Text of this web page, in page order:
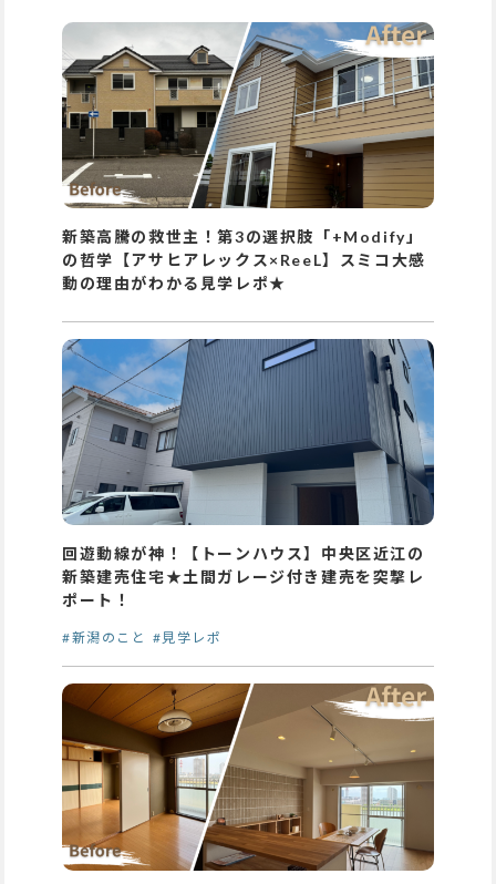
新築高騰の救世主！第3の選択肢「+Modify」
の哲学【アサヒアレックス×ReeL】スミコ大感
動の理由がわかる見学レポ★
回遊動線が神！【トーンハウス】中央区近江の
新築建売住宅★土間ガレージ付き建売を突撃レ
ポート！
#新潟のこと #見学レポ